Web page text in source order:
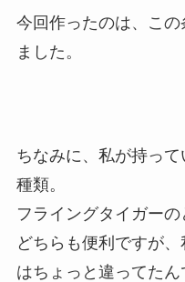
今回作ったのは、こ
ました。
ちなみに、私が持っ
種類。
フライングタイガーの
どちらも便利ですが
はちょっと違ってたん